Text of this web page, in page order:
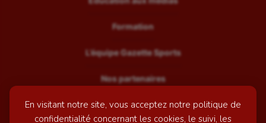
En visitant notre site, vous acceptez notre politique de
confidentialité concernant les cookies, le suivi, les
Formation
L’équipe Gazette Sports
Nos partenaires
Recrutement